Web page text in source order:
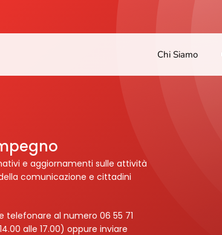
Chi Siamo
e aggiornamenti sulle attività
comunicazione e cittadini
telefonare al numero 06 55 71
alle 17.00) oppure inviare